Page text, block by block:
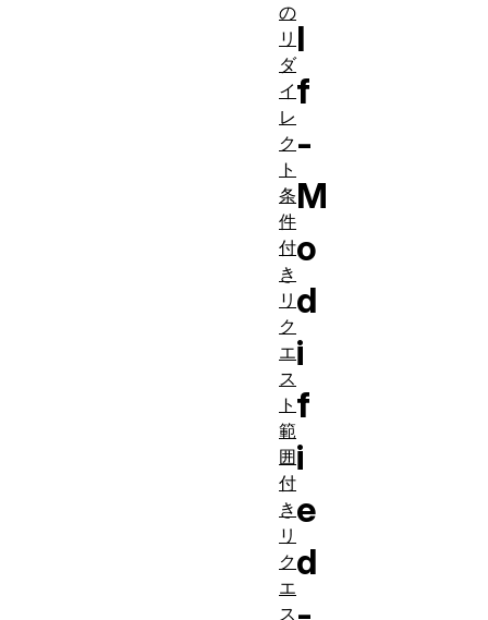
I
f
-
M
o
d
i
f
i
e
d
の
リ
ダ
イ
レ
ク
ト
条
件
付
き
リ
ク
エ
ス
ト
範
囲
付
き
リ
ク
エ
ス